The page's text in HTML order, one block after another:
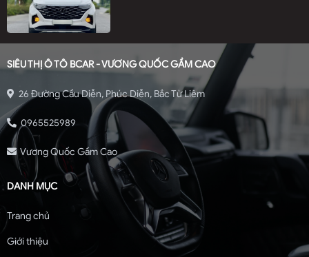
SIÊU THỊ Ô TÔ BCAR - VƯƠNG QUỐC GẦM CAO
26 Đường Cầu Diễn, Phúc Diễn, Bắc Từ Liêm
0965525989
Vương Quốc Gầm Cao
DANH MỤC
Trang chủ
Giới thiệu